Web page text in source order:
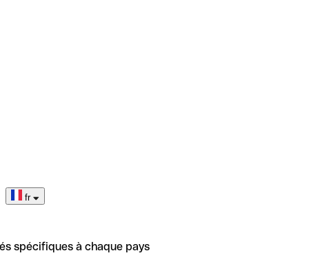
fr
spécifiques à chaque pays